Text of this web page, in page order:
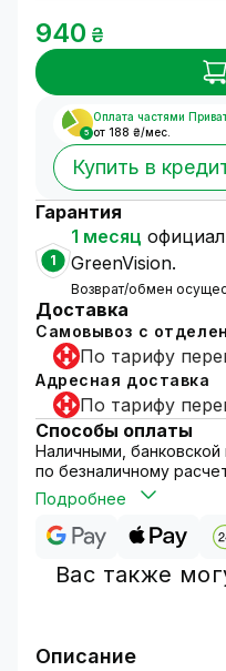
940 ₴
5
Оплата частями
от 188 ₴/мес.
Купить в
Гарантия
1
1 месяц
GreenVision.
Возврат/обмен
Доставка
Самовывоз с
По тарифу
Адресная доставка
По тарифу
Способы оплаты
Наличными, банковской
по безналичному
Подробнее
Вас также
Описание